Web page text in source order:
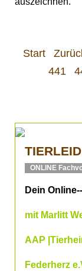
Start
441
ONLINE
Dein
mit Marlitt
AAP
Federherz